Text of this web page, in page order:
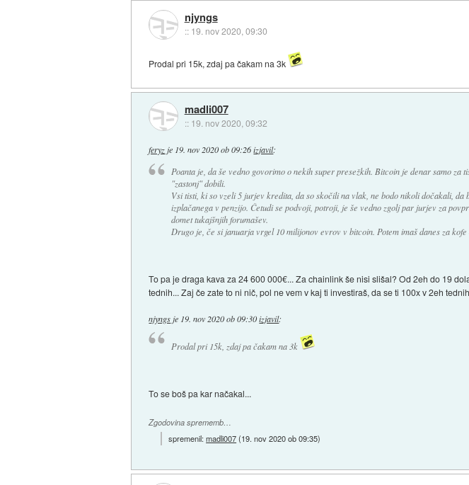
njyngs
:: 19. nov 2020, 09:30
Prodal pri 15k, zdaj pa čakam na 3k
madli007
:: 19. nov 2020, 09:32
feryzje 19. nov 2020 ob 09:26 izjavil:
Poanta je, da še vedno govorimo o nekih super presežkih. Bitcoin je denar samo za
"zastonj" dobili.
Vsi tisti, ki so vzeli 5 jurjev kredita, da so skočili na vlak, ne bodo nikoli dočakali, da
izplačanega v penzijo. Četudi se podvoji, potroji, je še vedno zgolj par jurjev za
domet tukajšnjih forumašev.
Drugo je, če si januarja vrgel 10 milijonov evrov v bitcoin. Potem imaš danes za kofe
To pa je draga kava za 24 600 000€... Za chainlink še nisi slišal? Od 2eh do 19
tednih... Zaj če zate to ni nič, pol ne vem v kaj ti investiraš, da se ti 100x v 2eh
njyngs je 19. nov 2020 ob 09:30 izjavil:
Prodal pri 15k, zdaj pa čakam na 3k
To se boš pa kar načakal...
Zgodovina sprememb…
spremenil:madli007(19. nov 2020 ob 09:35)